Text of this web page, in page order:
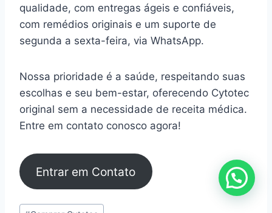
qualidade, com entregas ágeis e confiáveis,
com remédios originais e um suporte de
segunda a sexta-feira, via WhatsApp.
Nossa prioridade é a saúde, respeitando suas
escolhas e seu bem-estar, oferecendo Cytotec
original sem a necessidade de receita médica.
Entre em contato conosco agora!
Entrar em Contato
Tags